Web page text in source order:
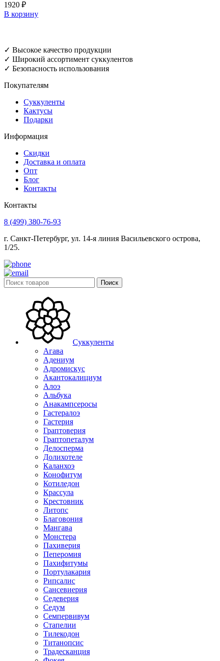
1920 ₽
В корзину
✓ Высокое качество продукции
✓ Широкий ассортимент суккулентов
✓ Безопасность использования
Покупателям
Суккуленты
Кактусы
Подарки
Информация
Скидки
Доставка и оплата
Опт
Блог
Контакты
Контакты
8 (499) 380-76-93
г. Санкт-Петербург, ул. 14-я линия Васильевского острова,
1/25.
Поиск
Суккуленты
Агава
Адениум
Адромискус
Акантокалициум
Алоэ
Альбука
Анакампсеросы
Гастералоэ
Гастерия
Граптоверия
Граптопеталум
Делосперма
Долихотеле
Каланхоэ
Конофитум
Котиледон
Крассула
Крестовник
Литопс
Благовония
Мангава
Монстера
Пахиверия
Пеперомия
Пахифитумы
Портулакария
Рипсалис
Сансевиерия
Седеверия
Седум
Семпервивум
Стапелии
Тилекодон
Титанопсис
Традесканция